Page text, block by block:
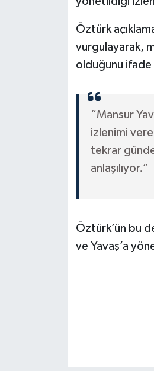
Öztürk
vurgulayarak,
olduğunu
“Mansur
izlenimi
tekrar
anlaşılıyor.”
Öztürk’ün bu
ve Yavaş’a